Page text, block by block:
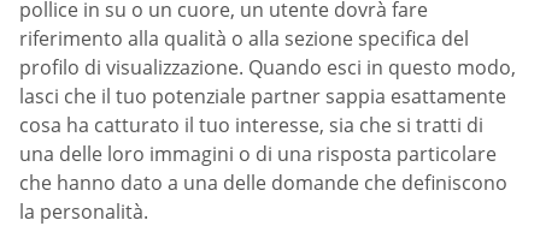
pollice in su o un cuore, un utente dovrà fare
riferimento alla qualità o alla sezione specifica del
profilo di visualizzazione. Quando esci in questo modo,
lasci che il tuo potenziale partner sappia esattamente
cosa ha catturato il tuo interesse, sia che si tratti di
una delle loro immagini o di una risposta particolare
che hanno dato a una delle domande che definiscono
la personalità.